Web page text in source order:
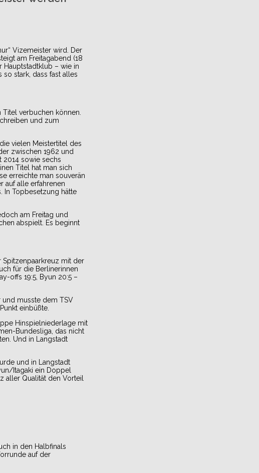
Vizemeister wird. Der
am Freitagabend (18
Hauptstadtklub – wie in
stark, dass fast alles
Titel verbuchen können.
und zum
vielen Meistertitel des
zwischen 1962 und
2014 sowie sechs
Titel hat man sich
erreichte man souverän
auf alle erfahrenen
In Topbesetzung hätte
am Freitag und
abspielt. Es beginnt
Spitzenpaarkreuz mit der
für die Berlinerinnen
offs 19:5, Byun 20:5 –
und musste dem TSV
einbüßte.
Hinspielniederlage mit
Bundesliga, das nicht
Und in Langstadt
und in Langstadt
Itagaki ein Doppel
aller Qualität den Vorteil
in den Halbfinals
auf der